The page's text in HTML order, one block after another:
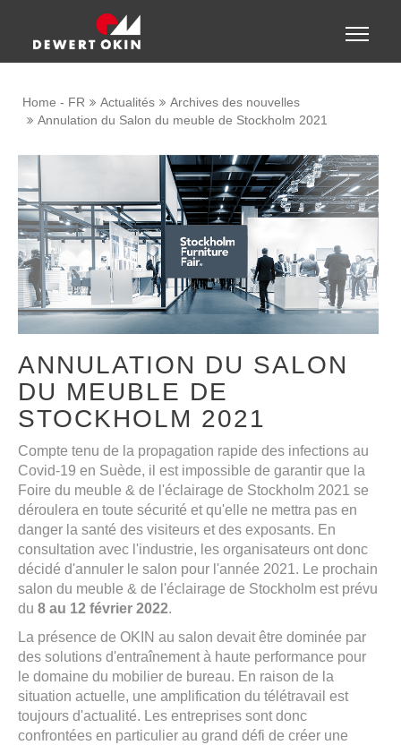
Toggle
Home - FR Actualités
Archives des nouvelles
Annulation du Salon du meuble de Stockholm 2021
ANNULATION DU SALON
DU MEUBLE DE
STOCKHOLM 2021
Compte tenu de la propagation rapide des infections au
Covid-19 en Suède, il est impossible de garantir que la
Foire du meuble & de l'éclairage de Stockholm 2021 se
déroulera en toute sécurité et qu'elle ne mettra pas en
danger la santé des visiteurs et des exposants. En
consultation avec l'industrie, les organisateurs ont donc
décidé d'annuler le salon pour l'année 2021. Le prochain
salon du meuble & de l'éclairage de Stockholm est prévu
du 8 au 12 février 2022.
La présence de OKIN au salon devait être dominée par
des solutions d'entraînement à haute performance pour
le domaine du mobilier de bureau. En raison de la
situation actuelle, une amplification du télétravail est
toujours d'actualité. Les entreprises sont donc
confrontées en particulier au grand défi de créer une